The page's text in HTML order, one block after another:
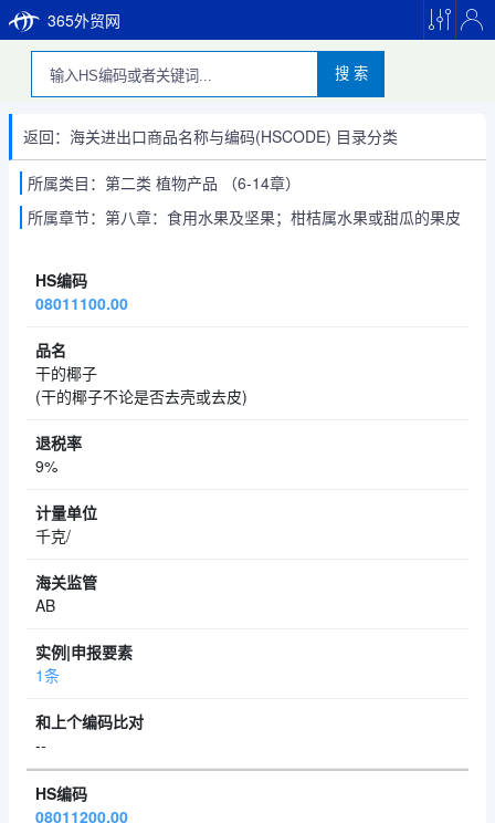
365外贸网
搜 索
返回：海关进出口商品名称与编码(HSCODE) 目录分类
所属类目：第二类 植物产品 （6-14章）
所属章节：第八章：食用水果及坚果；柑桔属水果或甜瓜的果皮
08011100.00
干的椰子
(干的椰子不论是否去壳或去皮)
9%
千克/
AB
1条
--
08011200.00